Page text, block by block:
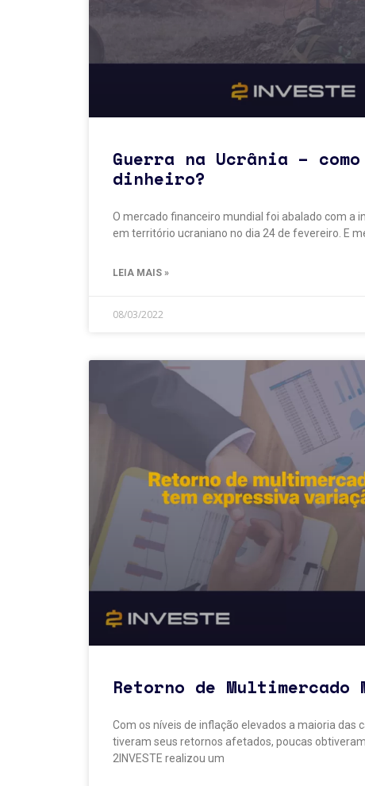
Guerra na Ucrânia –
dinheiro?
O mercado financeiro mundial foi abalado com a
em território ucraniano no dia 24 de fevereiro. E
LEIA MAIS »
08/03/2022
Retorno de Multimercado
Com os níveis de inflação elevados a maioria das
tiveram seus retornos afetados, poucas
2INVESTE realizou um